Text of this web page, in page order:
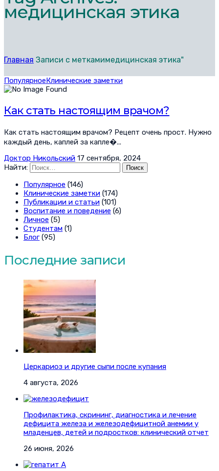
медицинская этика
Главная Записи с меткамимедицинская этика"
ПопулярноеКлинические заметки
Как стать настоящим врачом?
Как стать настоящим врачом? Рецепт очень прост. Нужно
каждый день, каплей за капле�...
Доктор Никольский 17 сентября, 2024
Найти:
Популярное (146)
Клинические заметки (174)
Публикации и статьи (101)
Воспитание и поведение (6)
Личное (5)
Студентам (1)
Блог (95)
Последние записи
Церкариоз и другие сыпи после купания
4 августа, 2026
Профилактика, скрининг, диагностика и лечение
дефицита железа и железодефицитной анемии у
младенцев, детей и подростков: клинический отчет
26 июня, 2026